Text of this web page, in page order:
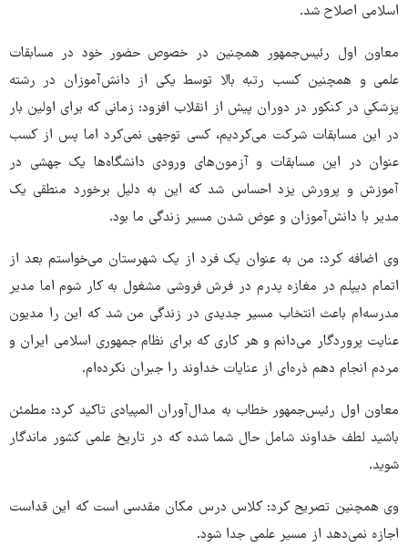
اسلامی اصلاح شد.
معاون اول رئیس‌جمهور همچنین در خصوص حضور خود در مسابقات
علمی و همچنین کسب رتبه بالا توسط یکی از دانش‌آموزان در رشته
پزشکی در کنکور در دوران پیش از انقلاب افزود: زمانی که برای اولین بار
در این مسابقات شرکت می‌کردیم، کسی توجهی نمی‌کرد اما پس از کسب
عنوان در این مسابقات و آزمون‌های ورودی دانشگاه‌ها یک جهشی در
آموزش و پرورش یزد احساس شد که این به دلیل برخورد منطقی یک
مدیر با دانش‌آموزان و عوض شدن مسیر زندگی ما بود.
وی اضافه کرد: من به عنوان یک فرد از یک شهرستان می‌خواستم بعد از
اتمام دیپلم در مغازه پدرم در فرش فروشی مشغول به کار شوم اما مدیر
مدرسه‌ام باعث انتخاب مسیر جدیدی در زندگی من شد که این را مدیون
عنایت پروردگار می‌دانم و هر کاری که برای نظام جمهوری اسلامی ایران و
مردم انجام دهم ذره‌ای از عنایات خداوند را جبران نکرده‌ام.
معاون اول رئیس‌جمهور خطاب به مدال‌آوران المپیادی تاکید کرد: مطمئن
باشید لطف خداوند شامل حال شما شده که در تاریخ علمی کشور ماندگار
شوید.
وی همچنین تصریح کرد: کلاس درس مکان مقدسی است که این قداست
اجازه نمی‌دهد از مسیر علمی جدا شود.